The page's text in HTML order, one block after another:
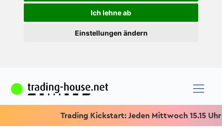
Ich lehne ab
Einstellungen ändern
Trading Kickstart: Jeden Mittwoch 15.15 Uhr &